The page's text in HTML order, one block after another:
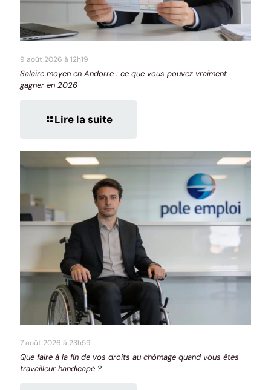
9 août 2026 à 12h19
Salaire moyen en Andorre : ce que vous pouvez vraiment
gagner en 2026
Lire la suite
7 août 2026 à 23h59
Que faire à la fin de vos droits au chômage quand vous êtes
travailleur handicapé ?